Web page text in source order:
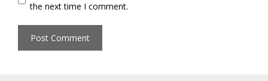
the next time I comment.